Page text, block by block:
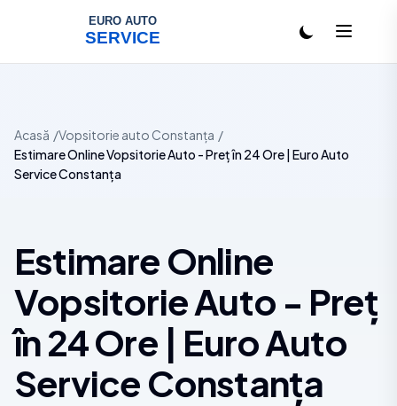
Acasă
Vopsitorie auto Constanța
Estimare Online Vopsitorie Auto - Preț în 24 Ore | Euro Auto
Service Constanța
Estimare Online
Vopsitorie Auto - Preț
în 24 Ore | Euro Auto
Service Constanța